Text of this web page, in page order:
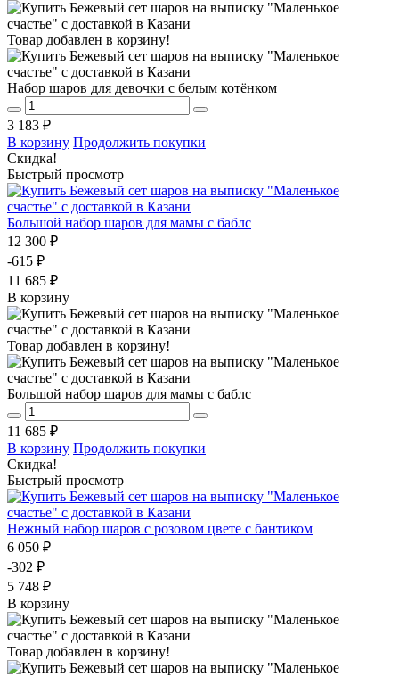
Товар добавлен в корзину!
Набор шаров для девочки с белым котёнком
3 183 ₽
В корзину Продолжить покупки
Скидка!
Быстрый просмотр
Большой набор шаров для мамы с баблс
12 300 ₽
-615 ₽
11 685 ₽
В корзину
Товар добавлен в корзину!
Большой набор шаров для мамы с баблс
11 685 ₽
В корзину Продолжить покупки
Скидка!
Быстрый просмотр
Нежный набор шаров с розовом цвете с бантиком
6 050 ₽
-302 ₽
5 748 ₽
В корзину
Товар добавлен в корзину!